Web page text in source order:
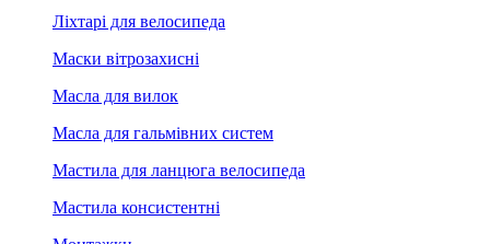
Ліхтарі для велосипеда
Маски вітрозахисні
Масла для вилок
Масла для гальмівних систем
Мастила для ланцюга велосипеда
Мастила консистентні